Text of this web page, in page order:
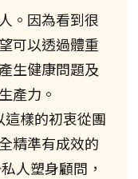
。因為看到很
可以透過體重
生健康問題及
產力。
樣的初衷從團
精準有成效的
人塑身顧問，